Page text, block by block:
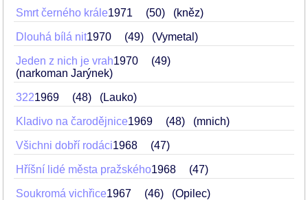
Smrt černého krále1971 50 (kněz)
Dlouhá bílá nit1970 49 (Vymetal)
Jeden z nich je vrah1970
49
(narkoman Jarýnek)
3221969 48 (Lauko)
Kladivo na čarodějnice1969 48 (mnich)
Všichni dobří rodáci1968 47
Hříšní lidé města pražského1968 47
Soukromá vichřice1967 46 (Opilec)